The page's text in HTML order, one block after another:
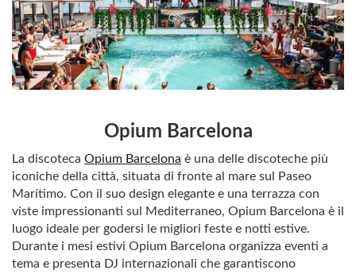
Opium Barcelona
La discoteca Opium Barcelona è una delle discoteche più
iconiche della città, situata di fronte al mare sul Paseo
Marítimo. Con il suo design elegante e una terrazza con
viste impressionanti sul Mediterraneo, Opium Barcelona è il
luogo ideale per godersi le migliori feste e notti estive.
Durante i mesi estivi Opium Barcelona organizza eventi a
tema e presenta DJ internazionali che garantiscono